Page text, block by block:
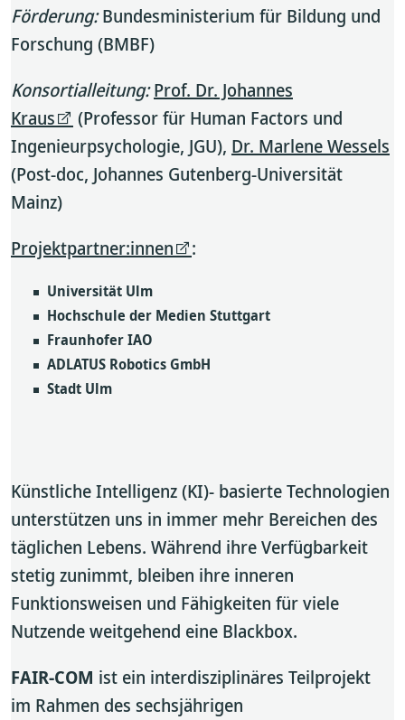
Förderung:Bundesministerium für Bildung und
Forschung (BMBF)
Konsortialleitung:Prof. Dr. Johannes
Kraus
(Professor für Human Factors und
Ingenieurpsychologie, JGU), Dr. Marlene Wessels
(Post-doc, Johannes Gutenberg-Universität
Mainz)
Projektpartner:innen
:
Universität Ulm
Hochschule der Medien Stuttgart
Fraunhofer IAO
ADLATUS Robotics GmbH
Stadt Ulm
Künstliche Intelligenz (KI)- basierte Technologien
unterstützen uns in immer mehr Bereichen des
täglichen Lebens. Während ihre Verfügbarkeit
stetig zunimmt, bleiben ihre inneren
Funktionsweisen und Fähigkeiten für viele
Nutzende weitgehend eine Blackbox.
FAIR-COM ist ein interdisziplinäres Teilprojekt
im Rahmen des sechsjährigen